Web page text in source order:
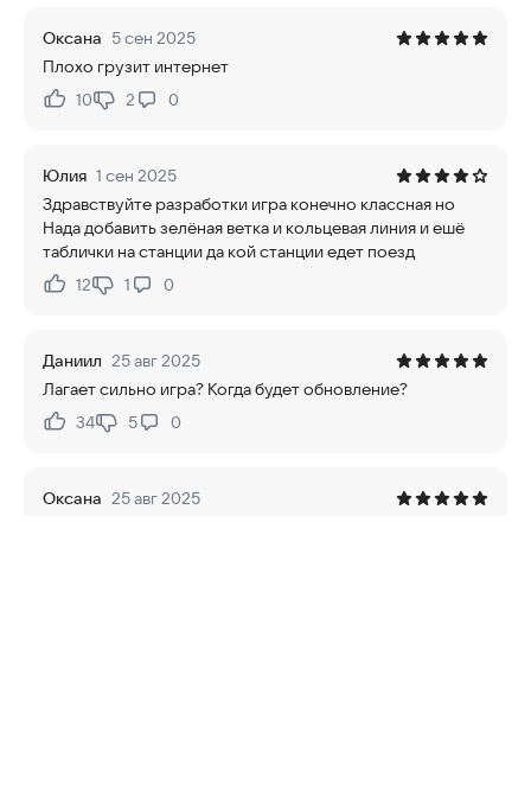
Оксана 5 сен 2025
Плохо грузит интернет
Нравится:
10Не нравится:
2 0
Юлия 1 сен 2025
Здравствуйте разработки игра конечно классная но
Нада добавить зелёная ветка и кольцевая линия и ешё
таблички на станции да кой станции едет поезд
Нравится:
12Не нравится:
1 0
Даниил 25 авг 2025
Лагает сильно игра? Когда будет обновление?
Нравится:
34Не нравится:
5 0
Оксана 25 авг 2025